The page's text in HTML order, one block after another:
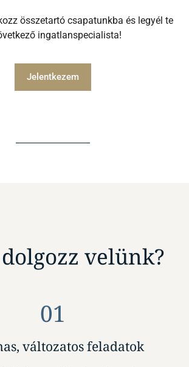
összetartó csapatunkba és legyél te
ingatlanspecialista!
Jelentkezem
velünk?
01
változatos feladatok